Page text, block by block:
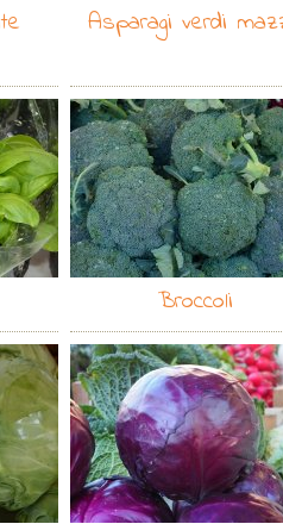
Asparagi verdi
Broccoli